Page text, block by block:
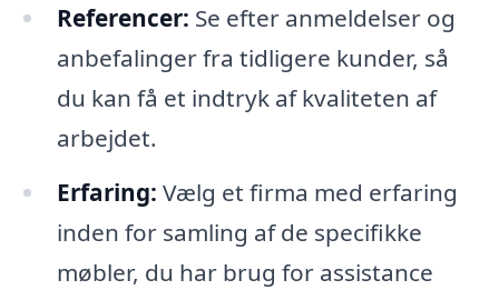
Referencer: Se efter anmeldelser og
anbefalinger fra tidligere kunder, så
du kan få et indtryk af kvaliteten af
arbejdet.
Erfaring: Vælg et firma med erfaring
inden for samling af de specifikke
møbler, du har brug for assistance